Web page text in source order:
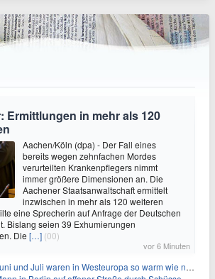
Ermittlungen in mehr als 120
Aachen/Köln (dpa) - Der Fall eines
bereits wegen zehnfachen Mordes
verurteilten Krankenpflegers nimmt
immer größere Dimensionen an. Die
Aachener Staatsanwaltschaft ermittelt
inzwischen in mehr als 120 weiteren
eine Sprecherin auf Anfrage der Deutschen
Bislang seien 39 Exhumierungen
Die […] (00)
vor 6 Minuten
und Juli waren in Westeuropa so warm wie noch nie